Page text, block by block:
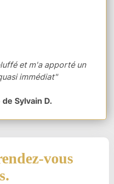
et m'a apporté un
immédiat"
Sylvain D.
vous